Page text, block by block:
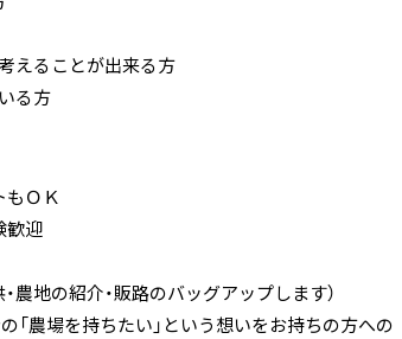
えることが出来る方
る方
もＯＫ
歓迎
農地の紹介・販路のバッグアップします）
「農場を持ちたい」という想いをお持ちの方への